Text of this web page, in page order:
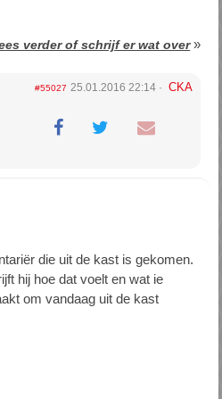
verder of schrijf er wat over»
#55027 25.01.2016 22:14 CKA
die uit de kast is gekomen.
hij hoe dat voelt en wat ie
om vandaag uit de kast